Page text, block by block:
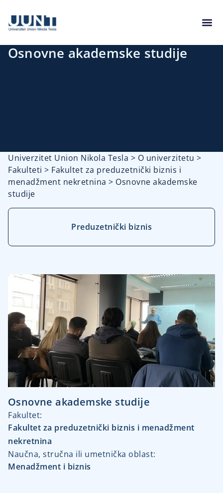
Osnovne akademske studije
Univerzitet Union Nikola Tesla > O univerzitetu >
Fakulteti > Fakultet za preduzetnički biznis i
menadžment nekretnina > Osnovne akademske
studije
Preduzetnički biznis
Osnovne akademske studije
Fakultet:
Fakultet za preduzetnički biznis i menadžment
nekretnina
Naučna, stručna ili umetnička oblast:
Menadžment i biznis